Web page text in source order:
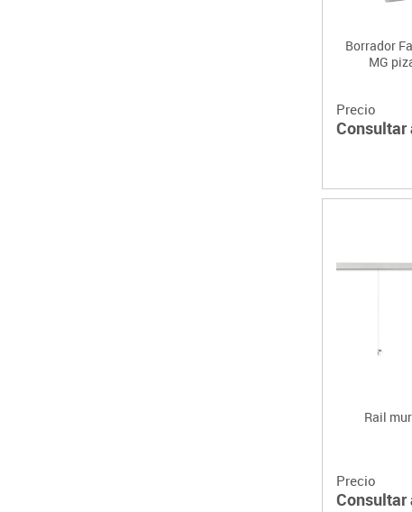
Borrador
MG
Precio
Consultar
Rail
Precio
Consultar